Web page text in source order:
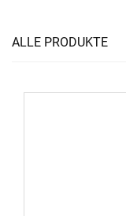
ALLE PRODUKTE